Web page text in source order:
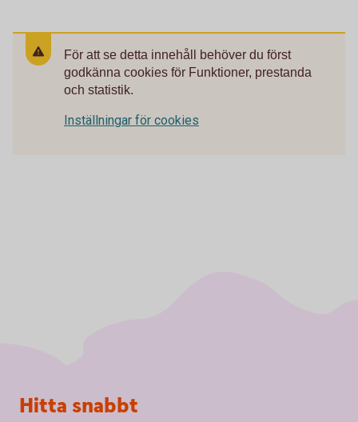
För att se detta innehåll behöver du först
godkänna cookies för Funktioner, prestanda
och statistik.
Inställningar för cookies
Sidfot
Hitta snabbt